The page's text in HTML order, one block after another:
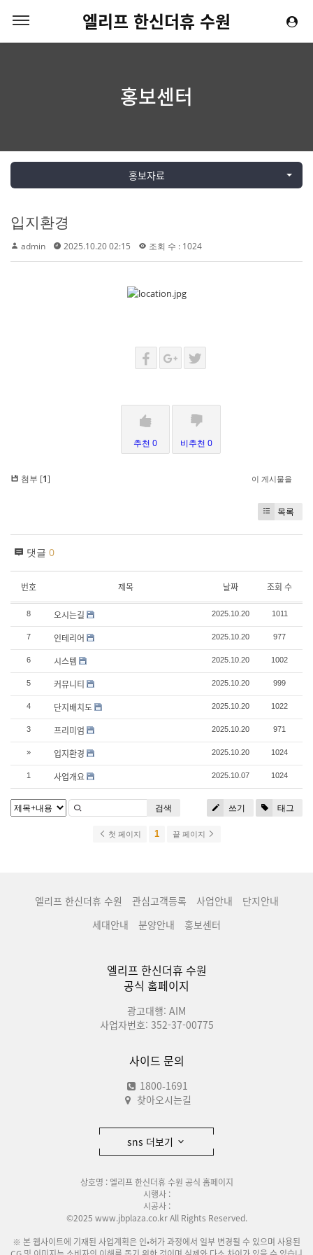
엘리프 한신더휴 수원
홍보센터
홍보자료
입지환경
admin 2025.10.20 02:15 조회 수 : 1024
추천 0 비추천 0
첨부 [1] 이 게시물을
목록
댓글 0
번호 제목 날짜 조회 수
8 오시는길 2025.10.20 1011
7 인테리어 2025.10.20 977
6 시스템 2025.10.20 1002
5 커뮤니티 2025.10.20 999
4 단지배치도 2025.10.20 1022
3 프리미엄 2025.10.20 971
» 입지환경 2025.10.20 1024
1 사업개요 2025.10.07 1024
쓰기 태그
검색
첫 페이지 1 끝 페이지
엘리프 한신더휴 수원 관심고객등록 사업안내
단지안내
세대안내
분양안내 홍보센터
엘리프 한신더휴 수원
공식 홈페이지
광고대행: AIM
사업자번호: 352-37-00775
사이드 문의
1800-1691
찾아오시는길
sns 더보기
상호명 : 엘리프 한신더휴 수원 공식 홈페이지
시행사 :
시공사 :
©2025 www.jbplaza.co.kr All Rights Reserved.
※ 본 웹사이트에 기재된 사업계획은 인•허가 과정에서 일부 변경될 수 있으며 사용된